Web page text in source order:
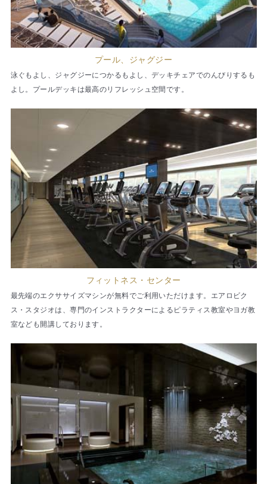
プール、ジャグジー
泳ぐもよし、ジャグジーにつかるもよし、デッキチェアでのんびりするも
よし。プールデッキは最高のリフレッシュ空間です。
フィットネス・センター
最先端のエクササイズマシンが無料でご利用いただけます。エアロビク
ス・スタジオは、専門のインストラクターによるピラティス教室やヨガ教
室なども開講しております。